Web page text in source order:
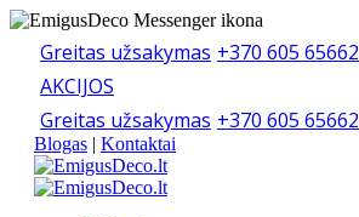
Greitas užsakymas +370 605 65662
AKCIJOS
Greitas užsakymas +370 605 65662
Blogas | Kontaktai